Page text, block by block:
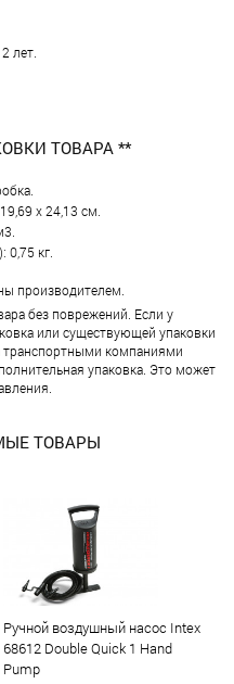
лет.
ТОВАРА **
х 24,13 см.
0,75 кг.
производителем.
без поврежений. Если у
или существующей упаковки
транспортными компаниями
упаковка. Это может
ТОВАРЫ
Ручной воздушный насос Intex
68612 Double Quick 1 Hand
Pump